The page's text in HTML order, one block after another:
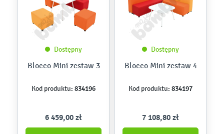
Dostępny
Blocco Mini zestaw 3
Kod produktu: 834196
6 459,00 zł
Dostępny
Blocco Mini zestaw 4
Kod produktu: 834197
7 108,80 zł